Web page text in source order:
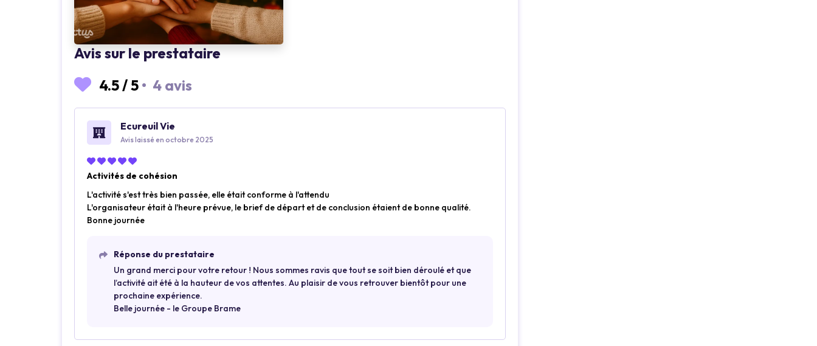
Avis sur le prestataire
4.5/5 • 4 avis
Ecureuil Vie
Avis laissé en octobre 2025
Activités de cohésion
L'activité s'est très bien passée, elle était conforme à l'attendu
L'organisateur était à l'heure prévue, le brief de départ et de conclusion étaient de bonne qualité.
Bonne journée
Réponse du prestataire
Un grand merci pour votre retour ! Nous sommes ravis que tout se soit bien déroulé et que
l’activité ait été à la hauteur de vos attentes. Au plaisir de vous retrouver bientôt pour une
prochaine expérience.
Belle journée - le Groupe Brame